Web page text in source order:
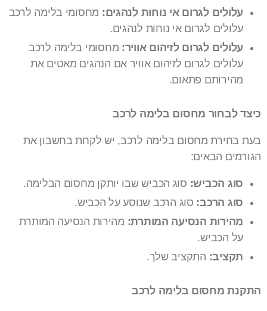
עלולים לגרום אי נוחות לנהגים: מחסומי בלימה לרכב
עלולים לגרום אי נוחות לנהגים.
עלולים לגרום לזיהום אוויר: מחסומי בלימה לרכב
עלולים לגרום לזיהום אוויר אם הנהגים מאטים את
מהירותם פתאום.
כיצד לבחור מחסום בלימה לרכב
בעת בחירת מחסום בלימה לרכב, יש לקחת בחשבון את
הגורמים הבאים:
סוג הכביש: סוג הכביש שבו יותקן מחסום הבלימה.
סוג הרכב: סוג הרכב שנוסע על הכביש.
מהירות הנסיעה המותרת: מהירות הנסיעה המותרת
על הכביש.
תקציב: התקציב שלך.
התקנת מחסום בלימה לרכב